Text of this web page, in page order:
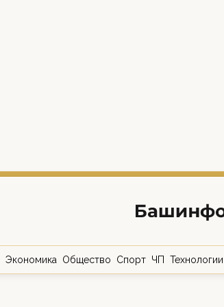
Экономика Общество Спорт ЧП Технологии